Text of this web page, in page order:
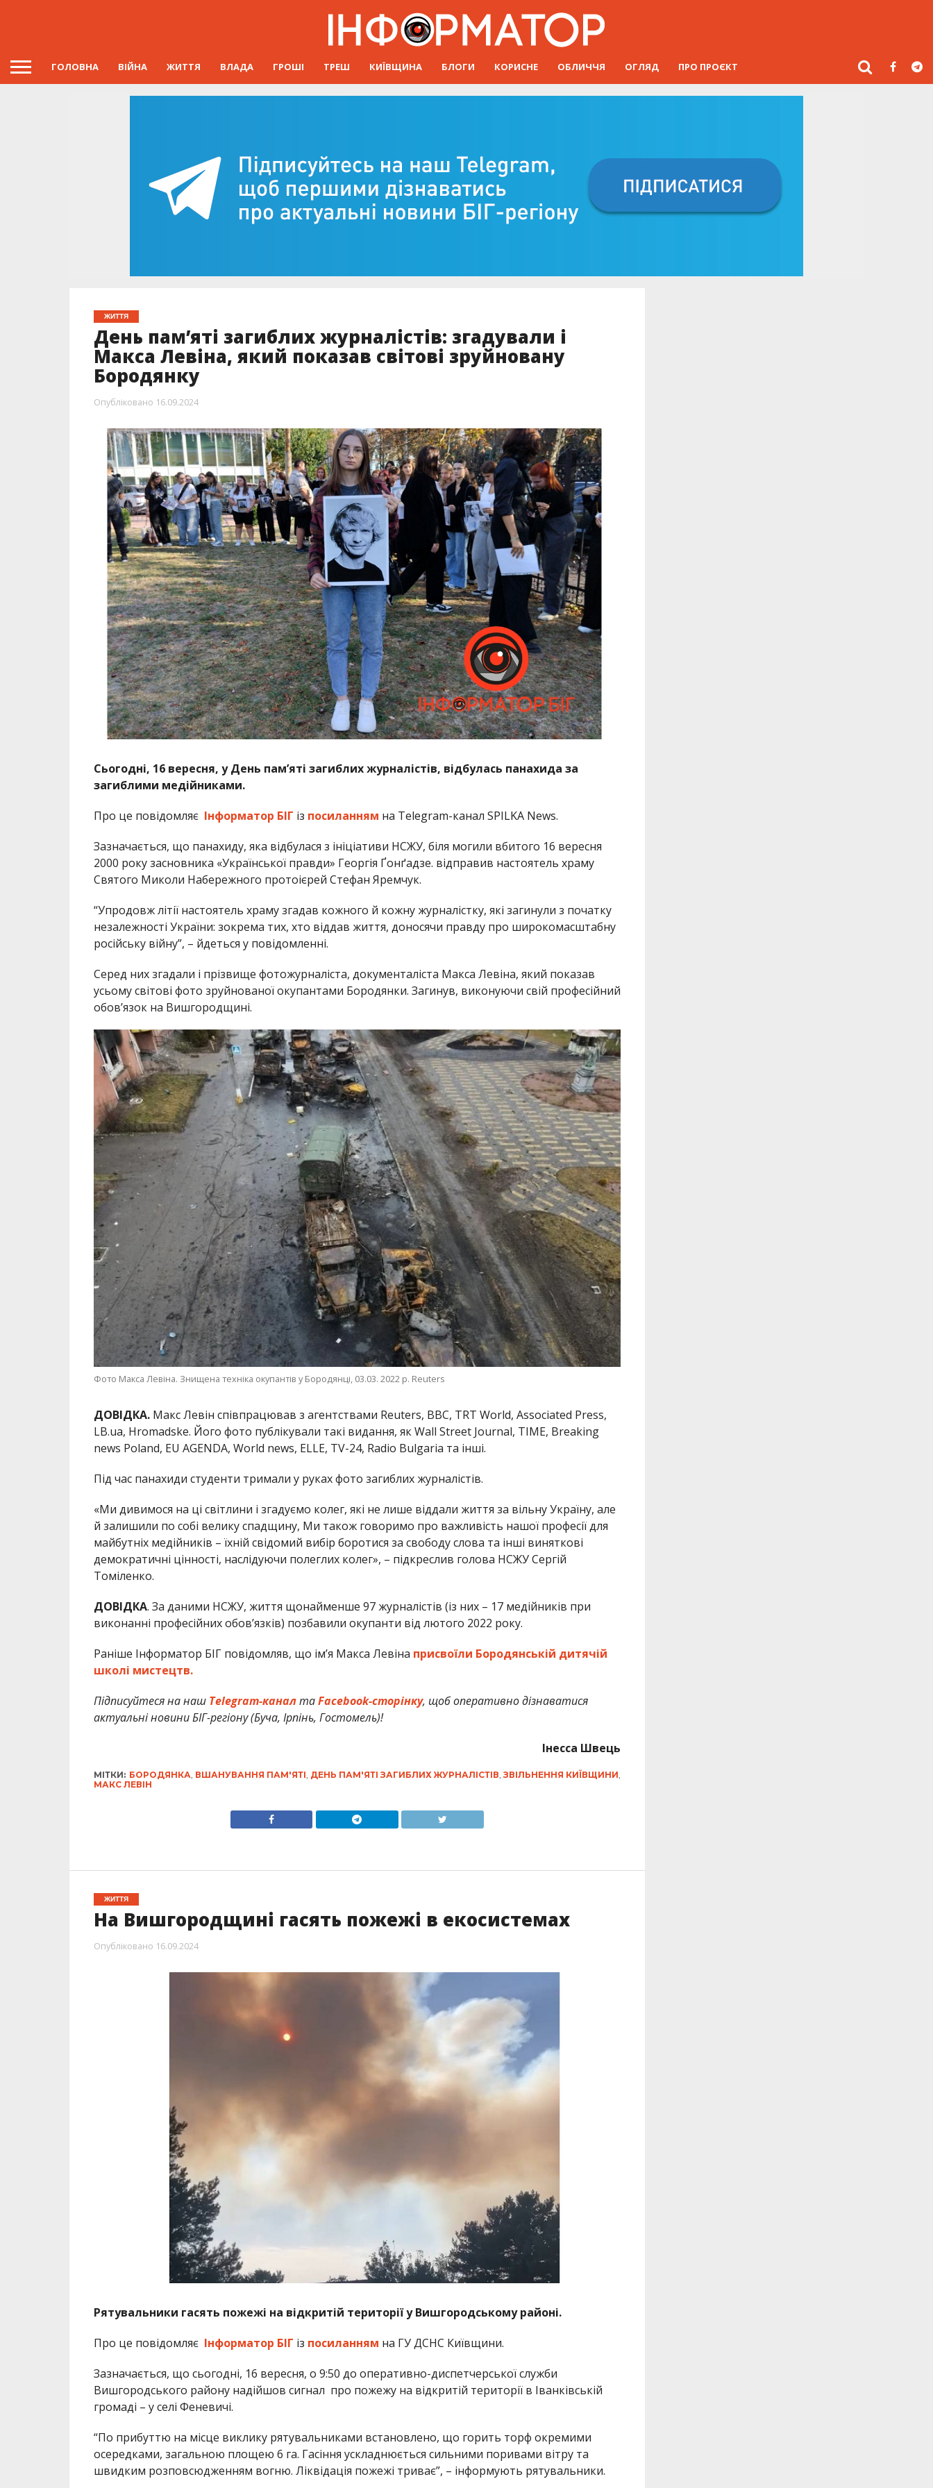
ГОЛОВНА ВІЙНА ЖИТТЯ ВЛАДА ГРОШІ ТРЕШ КИЇВЩИНА БЛОГИ КОРИСНЕ ОБЛИЧЧЯ ОГЛЯД ПРО ПРОЄКТ
ЖИТТЯ
День пам’яті загиблих журналістів: згадували і
Макса Левіна, який показав світові зруйновану
Бородянку
Опубліковано 16.09.2024
Сьогодні, 16 вересня, у День пам’яті загиблих журналістів, відбулась панахида за
загиблими медійниками.
Про це повідомляє Інформатор БІГ із посиланням на Telegram-канал SPILKA News.
Зазначається, що панахиду, яка відбулася з ініціативи НСЖУ, біля могили вбитого 16 вересня
2000 року засновника «Української правди» Георгія Ґонґадзе. відправив настоятель храму
Святого Миколи Набережного протоієрей Стефан Яремчук.
“Упродовж літії настоятель храму згадав кожного й кожну журналістку, які загинули з початку
незалежності України: зокрема тих, хто віддав життя, доносячи правду про широкомасштабну
російську війну”, – йдеться у повідомленні.
Серед них згадали і прізвище фотожурналіста, документаліста Макса Левіна, який показав
усьому світові фото зруйнованої окупантами Бородянки. Загинув, виконуючи свій професійний
обов’язок на Вишгородщині.
Фото Макса Левіна. Знищена техніка окупантів у Бородянці, 03.03. 2022 р. Reuters
ДОВІДКА.Макс Левін співпрацював з агентствами Reuters, BBC, TRT World, Associated Press,
LB.ua, Hromadske. Його фото публікували такі видання, як Wall Street Journal, TIME, Breaking
news Poland, EU AGENDA, World news, ELLE, TV-24, Radio Bulgaria та інші.
Під час панахиди студенти тримали у руках фото загиблих журналістів.
«Ми дивимося на ці світлини і згадуємо колег, які не лише віддали життя за вільну Україну, але
й залишили по собі велику спадщину, Ми також говоримо про важливість нашої професії для
майбутніх медійників – їхній свідомий вибір боротися за свободу слова та інші виняткові
демократичні цінності, наслідуючи полеглих колег», – підкреслив голова НСЖУ Сергій
Томіленко.
ДОВІДКА. За даними НСЖУ, життя щонайменше 97 журналістів (із них – 17 медійників при
виконанні професійних обов’язків) позбавили окупанти від лютого 2022 року.
Раніше Інформатор БІГ повідомляв, що ім’я Макса Левіна присвоїли Бородянській дитячій
школі мистецтв.
Підписуйтеся на наш Telegram-каналтаFacebook-сторінку, щоб оперативно дізнаватися
актуальні новини БІГ-регіону (Буча, Ірпінь, Гостомель)!
Інесса Швець
МІТКИ: БОРОДЯНКА ВШАНУВАННЯ ПАМ'ЯТІ ДЕНЬ ПАМ'ЯТІ ЗАГИБЛИХ ЖУРНАЛІСТІВ ЗВІЛЬНЕННЯ КИЇВЩИНИ
МАКС ЛЕВІН
ЖИТТЯ
На Вишгородщині гасять пожежі в екосистемах
Опубліковано 16.09.2024
Рятувальники гасять пожежі на відкритій території у Вишгородському районі.
Про це повідомляє Інформатор БІГ із посиланням на ГУ ДСНС Київщини.
Зазначається, що сьогодні, 16 вересня, о 9:50 до оперативно-диспетчерської служби
Вишгородського району надійшов сигнал про пожежу на відкритій території в Іванківській
громаді – у селі Феневичі.
“По прибуттю на місце виклику рятувальниками встановлено, що горить торф окремими
осередками, загальною площею 6 га. Гасіння ускладнюється сильними поривами вітру та
швидким розповсюдженням вогню. Ліквідація пожежі триває”, – інформують рятувальники.